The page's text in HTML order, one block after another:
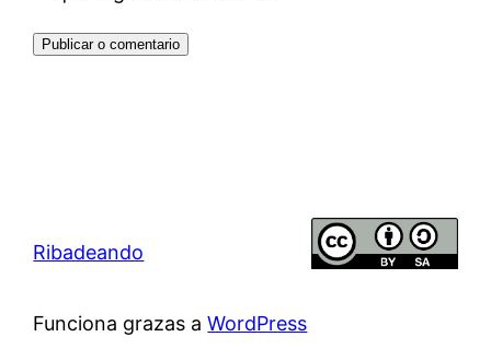
Ribadeando
Funciona grazas aWordPress